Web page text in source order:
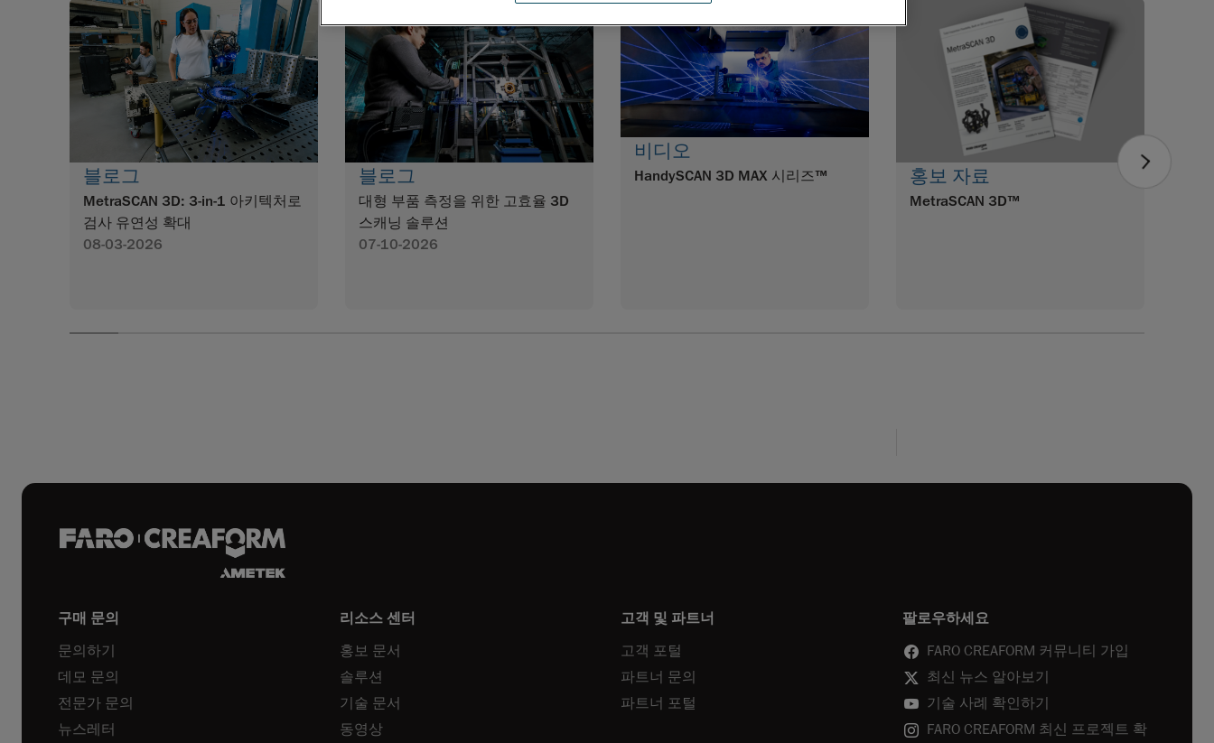
블로그
MetraSCAN 3D: 3-in-1 아키텍처로
검사 유연성 확대
08-03-2026
블로그
대형 부품 측정을 위한 고효율 3D
스캐닝 솔루션
07-10-2026
비디오
HandySCAN 3D MAX 시리즈™ 홍보 자료
MetraSCAN 3D™
구매 문의
문의하기
데모 문의
전문가 문의
뉴스레터
리소스 센터
홍보 문서
솔루션
기술 문서
동영상
고객 및 파트너
고객 포털
파트너 문의
파트너 포털
팔로우하세요
FARO CREAFORM 커뮤니티 가입
최신 뉴스 알아보기
기술 사례 확인하기
FARO CREAFORM 최신 프로젝트 확